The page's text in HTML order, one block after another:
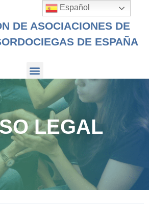
de herramientas
DE ASOCIACIONES DE
DE ESPAÑA
LEGAL
Español